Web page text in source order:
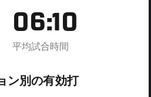
06:10
平均試合時間
ン別の有効打